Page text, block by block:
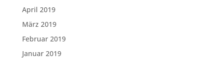
April 2019
März 2019
Februar 2019
Januar 2019